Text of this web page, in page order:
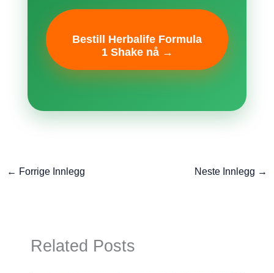
Bestill Herbalife Formula
1 Shake nå →
← Forrige Innlegg Neste Innlegg →
Related Posts